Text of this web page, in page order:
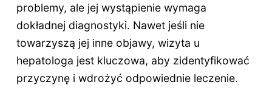
problemy, ale jej wystąpienie wymaga
dokładnej diagnostyki. Nawet jeśli nie
towarzyszą jej inne objawy, wizyta u
hepatologa jest kluczowa, aby zidentyfikować
przyczynę i wdrożyć odpowiednie leczenie.